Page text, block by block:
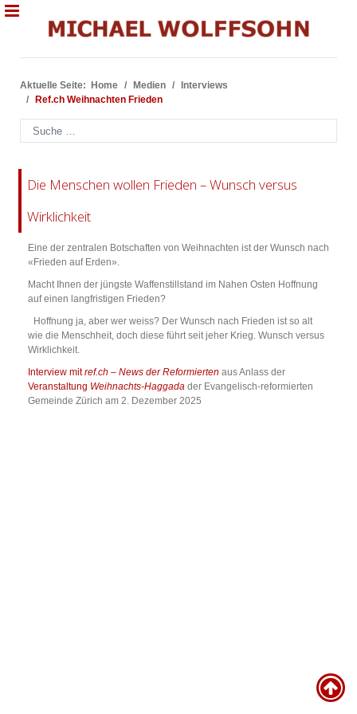
Aktuelle Seite: Home Medien
Interviews
Ref.ch Weihnachten Frieden
Suchen
Die Menschen wollen Frieden – Wunsch versus
Wirklichkeit
Eine der zentralen Botschaften von Weihnachten ist der Wunsch nach
«Frieden auf Erden».
Macht Ihnen der jüngste Waffenstillstand im Nahen Osten Hoffnung
auf einen langfristigen Frieden?
Hoffnung ja, aber wer weiss? Der Wunsch nach Frieden ist so alt
wie die Menschheit, doch diese führt seit jeher Krieg. Wunsch versus
Wirklichkeit.
Interview mitref.ch – News der Reformierten aus Anlass der
Veranstaltung Weihnachts-Haggada der Evangelisch-reformierten
Gemeinde Zürich am 2. Dezember 2025